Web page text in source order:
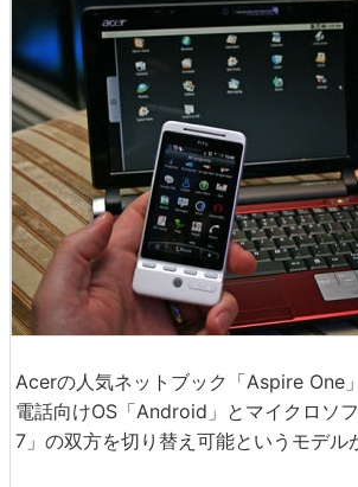
Acerの人気ネットブック「Aspire One
電話向けOS「Android」とマイクロソ
7」の双方を切り替え可能というモデル